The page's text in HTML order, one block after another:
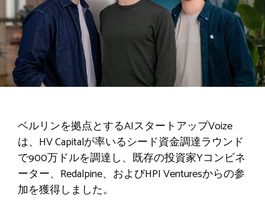
ベルリンを拠点とするAIスタートアップVoize
は、HV Capitalが率いるシード資金調達ラウンド
で900万ドルを調達し、既存の投資家Yコンビネ
ーター、Redalpine、およびHPI Venturesからの参
加を獲得しました。